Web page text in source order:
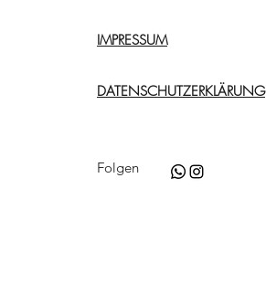
IMPRESSUM
DATENSCHUTZERKLÄRUNG
Folgen